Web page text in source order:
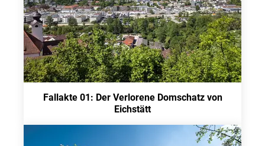
Fallakte 01: Der Verlorene Domschatz von
Eichstätt